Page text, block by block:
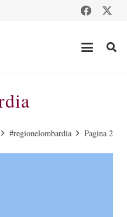
#regionelombardia Pagina 2